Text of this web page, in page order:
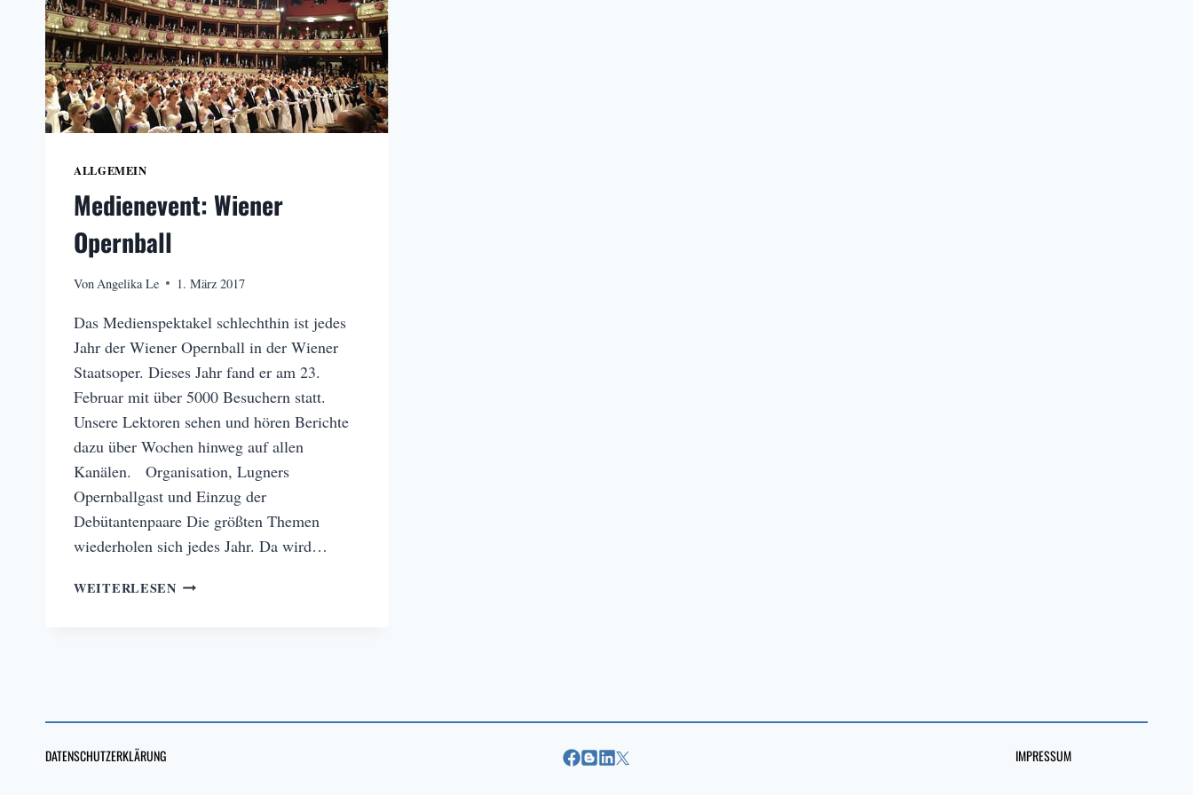
ALLGEMEIN
Medienevent: Wiener
Opernball
VonAngelika Le 1. März 2017
Das Medienspektakel schlechthin ist jedes
Jahr der Wiener Opernball in der Wiener
Staatsoper. Dieses Jahr fand er am 23.
Februar mit über 5000 Besuchern statt.
Unsere Lektoren sehen und hören Berichte
dazu über Wochen hinweg auf allen
Kanälen. Organisation, Lugners
Opernballgast und Einzug der
Debütantenpaare Die größten Themen
wiederholen sich jedes Jahr. Da wird…
WEITERLESENMEDIENEVENT:
DATENSCHUTZERKLÄRUNG IMPRESSUM